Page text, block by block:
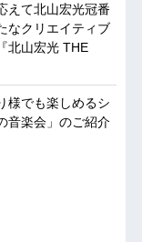
えて北山宏光冠番
クリエイティブ
北山宏光 THE
様でも楽しめるシ
音楽会」のご紹介